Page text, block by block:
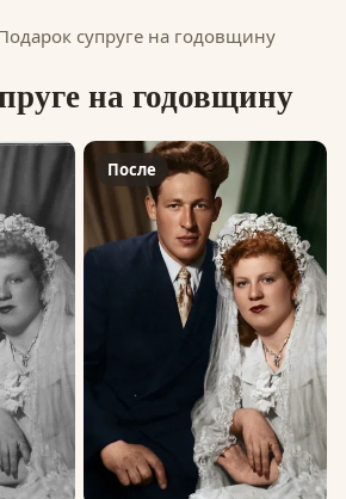
супруге на годовщину
на годовщину
После